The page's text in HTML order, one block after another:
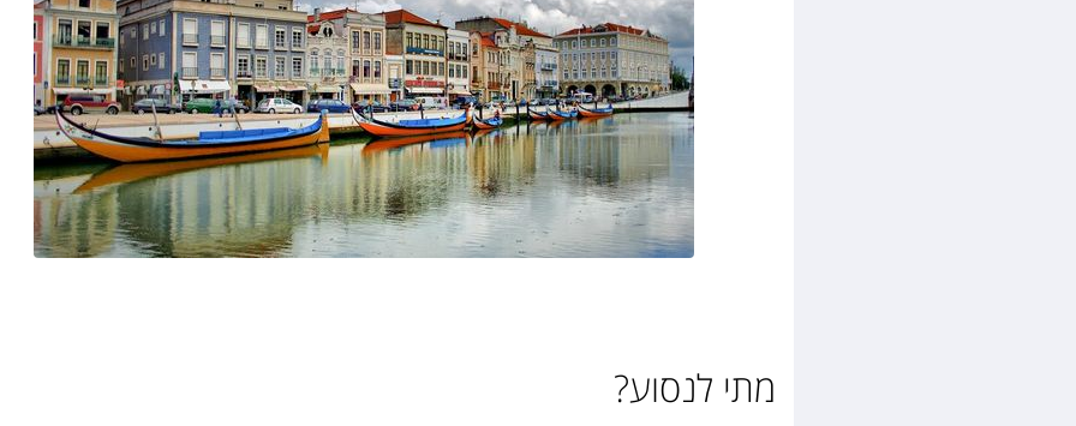
מתי לנסוע?